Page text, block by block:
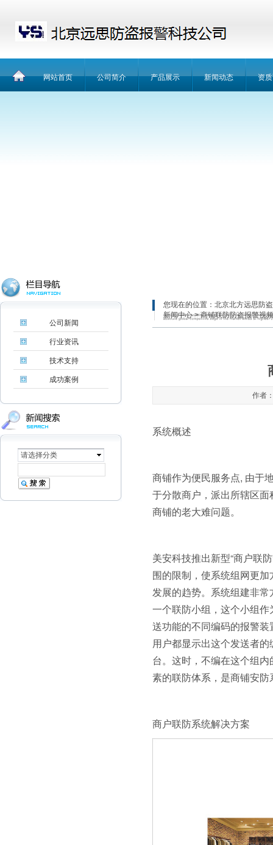
网站首页 公司简介 产品展示 新闻动态 资
公司新闻
行业资讯
技术支持
成功案例
请选择分类
您现在的位置： 北京北方远思防
新闻中心> 商铺联防防盗报警视
作者
系统概述
商铺作为便民服务点, 由于
于分散商户，派出所辖区
商铺的老大难问题。
美安科技推出新型“商户联
围的限制，使系统组网更
发展的趋势。系统组建非
一个联防小组，这个小组
送功能的不同编码的报警
用户都显示出这个发送者
台。这时，不编在这个组
素的联防体系，是商铺安
商户联防系统解决方案